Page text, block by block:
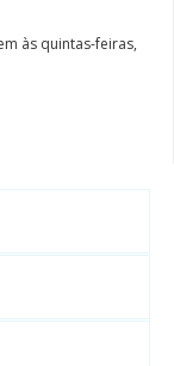
às quintas-feiras,